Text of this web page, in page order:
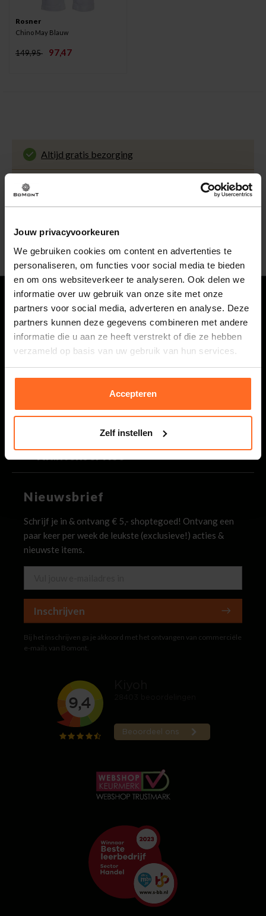
Jouw privacyvoorkeuren
We gebruiken cookies om content en advertenties te
personaliseren, om functies voor social media te bieden
en om ons websiteverkeer te analyseren. Ook delen we
informatie over uw gebruik van onze site met onze
partners voor social media, adverteren en analyse. Deze
partners kunnen deze gegevens combineren met andere
informatie die u aan ze heeft verstrekt of die ze hebben
verzameld op basis van uw gebruik van hun services.
Accepteren
Zelf instellen
Rosner
Chino May Blauw
149,95 97,47
Altijd gratis bezorging
En binnen 1 tot 3 werkdagen door DHL
Onze klanten beoordelen ons met een 9.5 uit 10
Gemakkelijk en voordelig via de DHL Parcelshop
5% spaarbonus
met je account en ontvang 5% van het bedrag
terug in de vorm van een waardecheque.
Vragen
0118 586 400
Maandag t/m vrijdag van 08.30 tot 17.00 uur.
webshop@bomont.nl
Bomont
Klantenservice
Nieuwsbrief
Schrijf je in & ontvang € 5,- shoptegoed! Ontvang een
paar keer per week de leukste (exclusieve!) acties &
nieuwste items.
Inschrijven
Bij het inschrijven ga je akkoord met het ontvangen van commerciële
e-mails van Bomont.